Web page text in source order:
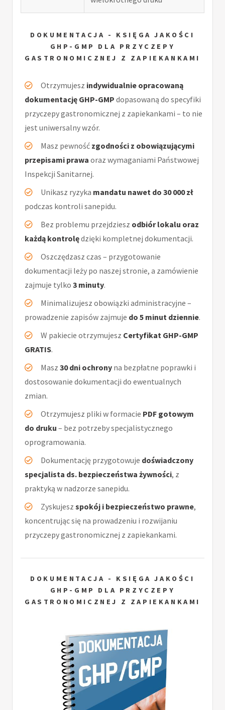
DOKUMENTACJA - KSIĘGA JAKOŚCI
GHP-GMP DLA PRZYCZEPY
GASTRONOMICZNEJ Z ZAPIEKANKAMI
Otrzymujesz indywidualnie opracowaną
dokumentację GHP-GMP dopasowaną do specyfiki
przyczepy gastronomicznej z zapiekankami – to nie
jest uniwersalny wzór.
Masz pewność zgodności z obowiązującymi
przepisami prawa oraz wymaganiami Państwowej
Inspekcji Sanitarnej.
Unikasz ryzyka mandatu nawet do 30 000 zł
podczas kontroli sanepidu.
Bez problemu przejdziesz odbiór lokalu oraz
każdą kontrolędzięki kompletnej dokumentacji.
Oszczędzasz czas – przygotowanie
dokumentacji leży po naszej stronie, a zamówienie
zajmuje tylko 3 minuty.
Minimalizujesz obowiązki administracyjne –
prowadzenie zapisów zajmuje do 5 minut dziennie.
W pakiecie otrzymujesz Certyfikat GHP-GMP
GRATIS.
Masz 30 dni ochrony na bezpłatne poprawki i
dostosowanie dokumentacji do ewentualnych
zmian.
Otrzymujesz pliki w formacie PDF gotowym
do druku – bez potrzeby specjalistycznego
oprogramowania.
Dokumentację przygotowuje doświadczony
specjalista ds. bezpieczeństwa żywności, z
praktyką w nadzorze sanepidu.
Zyskujesz spokój i bezpieczeństwo prawne,
koncentrując się na prowadzeniu i rozwijaniu
przyczepy gastronomicznej z zapiekankami.
DOKUMENTACJA - KSIĘGA JAKOŚCI
GHP-GMP DLA PRZYCZEPY
GASTRONOMICZNEJ Z ZAPIEKANKAMI